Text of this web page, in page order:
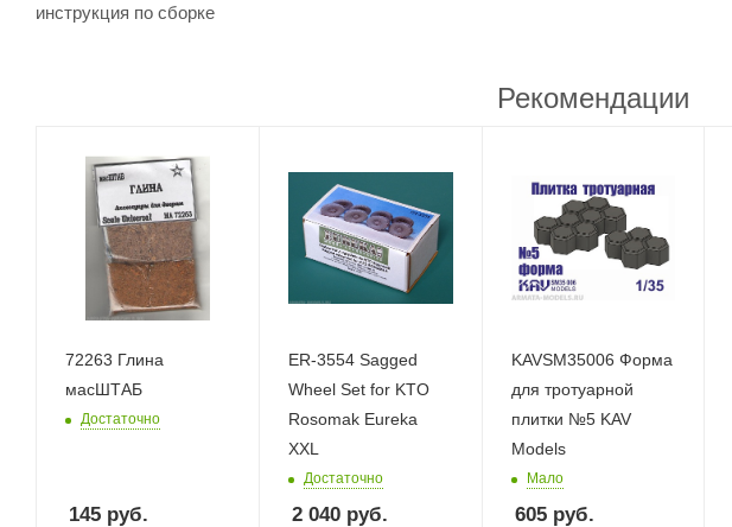
инструкция по сборке
Рекомендации
72263 Глина
масШТАБ
Достаточно
145 руб.
ER-3554 Sagged
Wheel Set for KTO
Rosomak Eureka
XXL
Достаточно
2 040руб.
KAVSM35006 Форма
для тротуарной
плитки №5 KAV
Models
Мало
605руб.